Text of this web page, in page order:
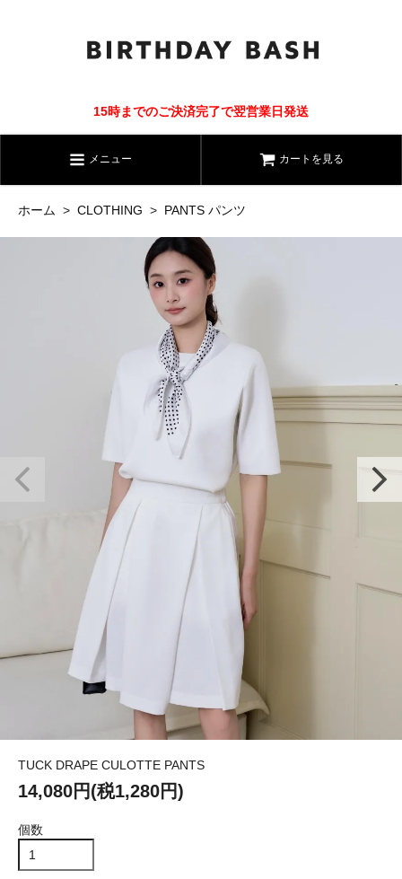
15時までのご決済完了で翌営業日発送
メニュー カートを見る
ホーム > CLOTHING > PANTS パンツ
TUCK DRAPE CULOTTE PANTS
14,080円(税1,280円)
個数